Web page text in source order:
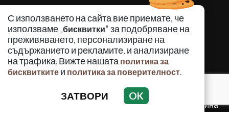
С използването на сайта вие приемате, че
използваме „бисквитки" за подобряване на
преживяването, персонализиране на
съдържанието и рекламите, и анализиране
на трафика. Вижте нашата политика за
бисквитките и политика за поверителност.
ЗАТВОРИ OK
КРИМИНАЛНО
ИНЦИДЕНТИ
АНАЛИЗИ
ПО СВЕТА
ВОДЕЩИ ТЕМИ
Използването и публикуването на част или цялото
съдържание на Crimes.BG без разрешение на Медийна